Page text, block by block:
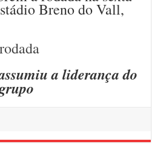
Breno do Vall,
a liderança do